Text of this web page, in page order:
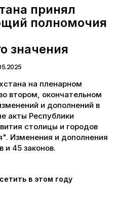
принял
полномочия
значения
на пленарном
втором, окончательном
и дополнений в
акты Республики
столицы и городов
Изменения и дополнения
и 45 законов.
в этом году